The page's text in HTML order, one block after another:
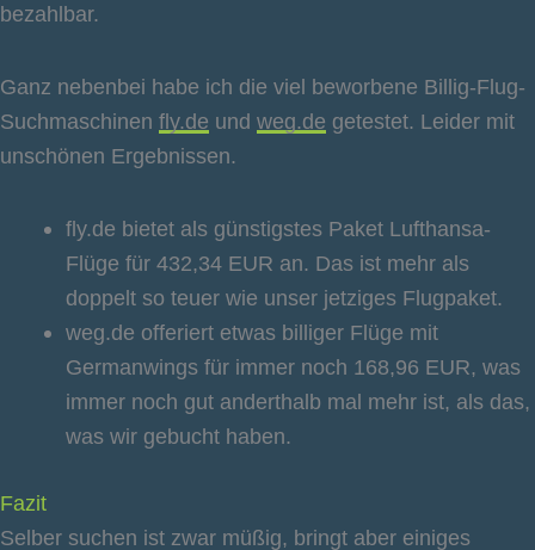
bezahlbar.
Ganz nebenbei habe ich die viel beworbene Billig-Flug-
Suchmaschinen fly.de und weg.de getestet. Leider mit
unschönen Ergebnissen.
fly.de bietet als günstigstes Paket Lufthansa-
Flüge für 432,34 EUR an. Das ist mehr als
doppelt so teuer wie unser jetziges Flugpaket.
weg.de offeriert etwas billiger Flüge mit
Germanwings für immer noch 168,96 EUR, was
immer noch gut anderthalb mal mehr ist, als das,
was wir gebucht haben.
Fazit
Selber suchen ist zwar müßig, bringt aber einiges